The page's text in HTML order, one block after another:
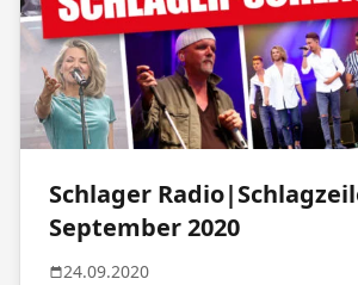
Schlager
September 2020
24.09.2020